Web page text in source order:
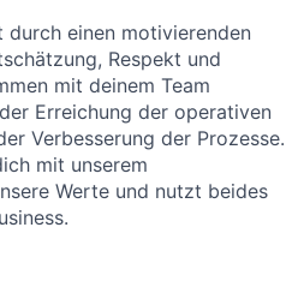
einen motivierenden
Respekt und
mit deinem Team
Erreichung der operativen
Verbesserung der Prozesse.
mit unserem
Werte und nutzt beides